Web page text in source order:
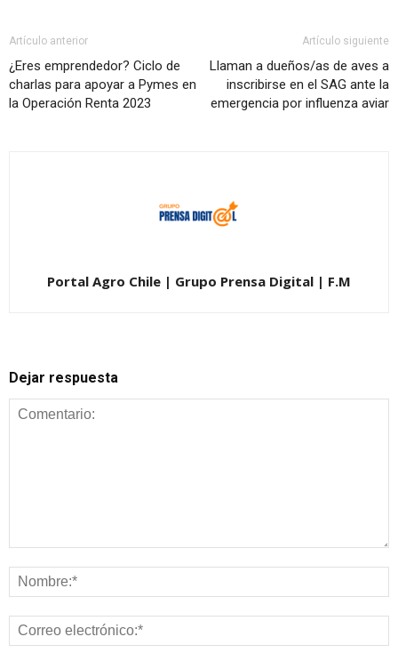
Artículo anterior
¿Eres emprendedor? Ciclo de
charlas para apoyar a Pymes en
la Operación Renta 2023
Artículo siguiente
Llaman a dueños/as de aves a
inscribirse en el SAG ante la
emergencia por influenza aviar
Portal Agro Chile | Grupo Prensa Digital | F.M
Dejar respuesta